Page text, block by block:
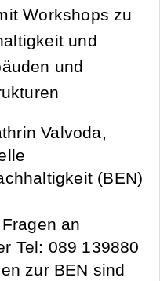
Workshops zu
und
und
Valvoda,
(BEN)
an
Tel: 089 139880
zur BEN sind